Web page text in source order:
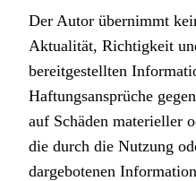
Der Autor übernimmt
Aktualität, Richtigkeit
bereitgestellten
Haftungsansprüche
auf Schäden materieller
die durch die Nutzung
dargebotenen